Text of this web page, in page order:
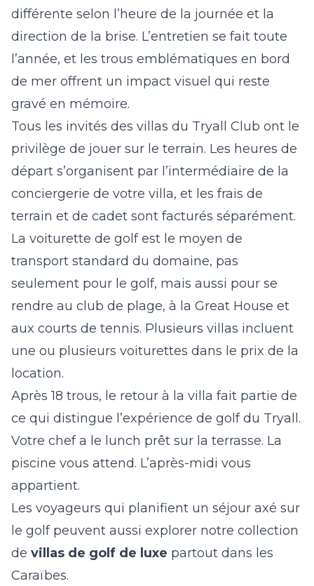
différente selon l’heure de la journée et la
direction de la brise. L’entretien se fait toute
l’année, et les trous emblématiques en bord
de mer offrent un impact visuel qui reste
gravé en mémoire.
Tous les invités des villas du Tryall Club ont le
privilège de jouer sur le terrain. Les heures de
départ s’organisent par l’intermédiaire de la
conciergerie de votre villa, et les frais de
terrain et de cadet sont facturés séparément.
La voiturette de golf est le moyen de
transport standard du domaine, pas
seulement pour le golf, mais aussi pour se
rendre au club de plage, à la Great House et
aux courts de tennis. Plusieurs villas incluent
une ou plusieurs voiturettes dans le prix de la
location.
Après 18 trous, le retour à la villa fait partie de
ce qui distingue l’expérience de golf du Tryall.
Votre chef a le lunch prêt sur la terrasse. La
piscine vous attend. L’après-midi vous
appartient.
Les voyageurs qui planifient un séjour axé sur
le golf peuvent aussi explorer notre collection
de villas de golf de luxe partout dans les
Caraïbes.